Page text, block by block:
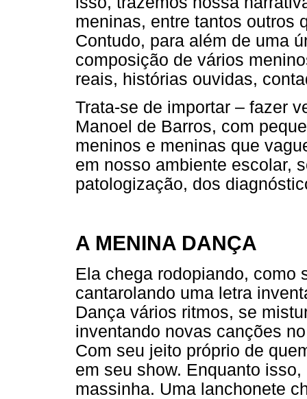
meninas, entre tantos outros
Contudo, para além de uma
composição de vários
reais, histórias ouvidas,
Trata-se de importar – fazer
Manoel de Barros, com
meninos e meninas que
em nosso ambiente escolar,
patologização, dos
A MENINA DANÇA
Ela chega rodopiando, como
cantarolando uma letra
Dança vários ritmos, se
inventando novas canções
Com seu jeito próprio de
em seu show. Enquanto
massinha. Uma lanchonete